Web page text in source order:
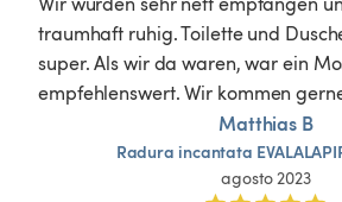
traumhaft ruhig. Toilette und
super. Als wir da waren, war ein
empfehlenswert. Wir kommen
Matthias B
Radura incantata
agosto 2023